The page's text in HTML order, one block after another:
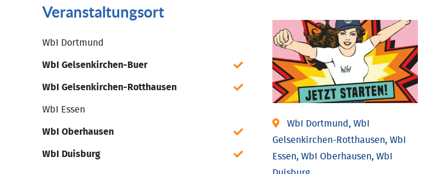
Veranstaltungsort
WbI Dortmund
WbI Gelsenkirchen-Buer
WbI Gelsenkirchen-Rotthausen
WbI Essen
WbI Oberhausen
WbI Duisburg
WbI Dortmund, WbI
Gelsenkirchen-Rotthausen, WbI
Essen, WbI Oberhausen, WbI